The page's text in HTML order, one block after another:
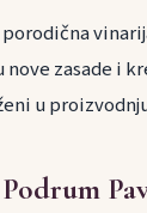
nove zasade i
u